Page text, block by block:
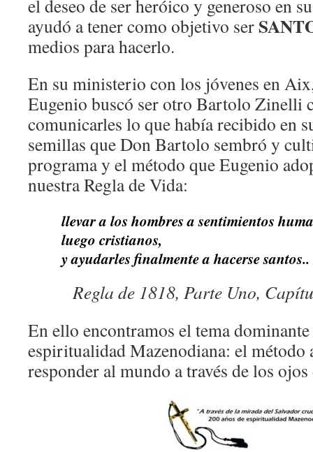
el deseo de ser heróico y generoso en
ayudó a tener como objetivo ser
medios para hacerlo.
En su ministerio con los jóvenes en
Eugenio buscó ser otro Bartolo Zinelli
comunicarles lo que había recibido en
semillas que Don Bartolo sembró y
programa y el método que Eugenio
nuestra Regla de Vida:
llevar a los hombres a sentimientos
luego cristianos,
y ayudarles finalmente a hacerse santos..
Regla de 1818, Parte Uno,
En ello encontramos el tema
espiritualidad Mazenodiana: el método
responder al mundo a través de los